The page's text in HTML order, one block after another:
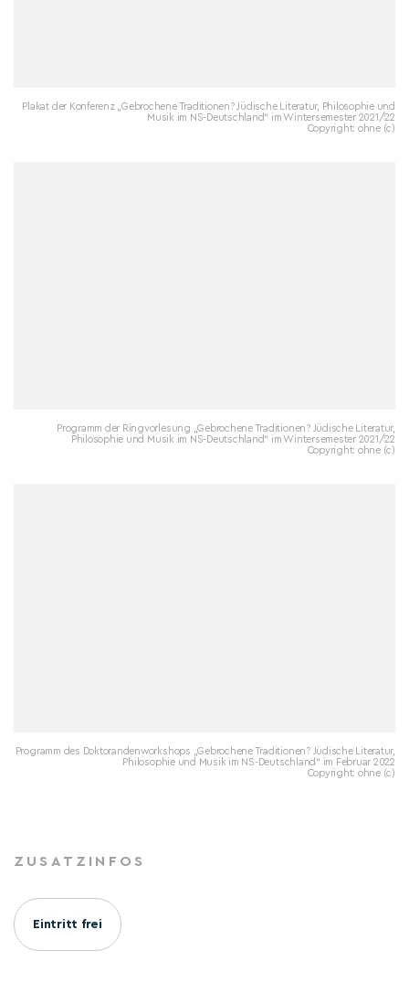
Plakat der Konferenz „Gebrochene Traditionen? Jüdische Literatur, Philosophie und
Musik im NS-Deutschland“ im Wintersemester 2021/22
Copyright: ohne (c)
Programm der Ringvorlesung „Gebrochene Traditionen? Jüdische Literatur,
Philosophie und Musik im NS-Deutschland“ im Wintersemester 2021/22
Copyright: ohne (c)
Programm des Doktorandenworkshops „Gebrochene Traditionen? Jüdische Literatur,
Philosophie und Musik im NS-Deutschland“ im Februar 2022
Copyright: ohne (c)
ZUSATZINFOS
Eintritt frei